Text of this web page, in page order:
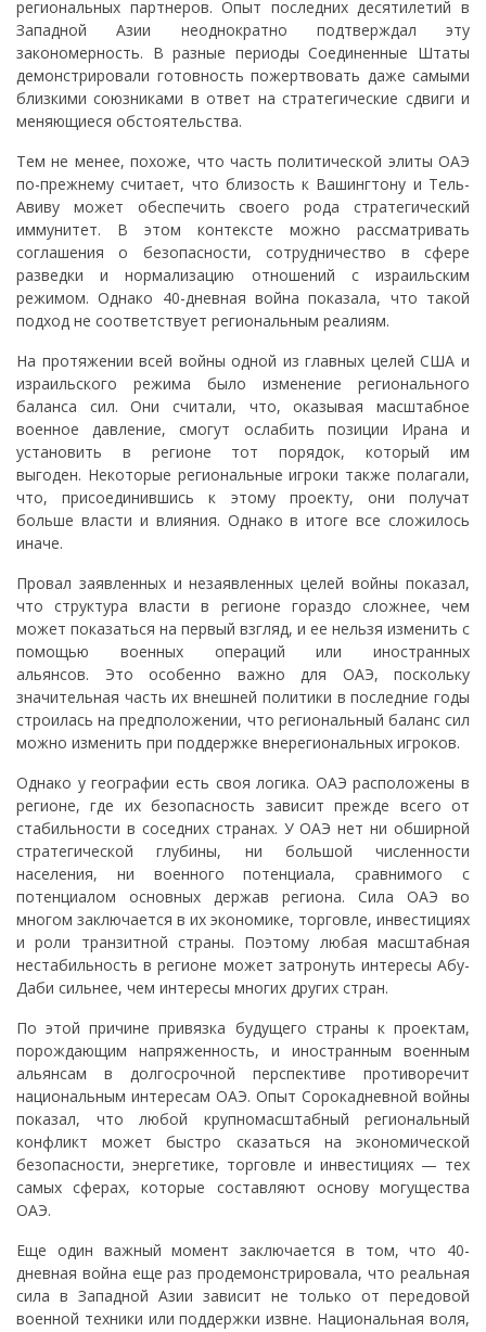
региональных партнеров. Опыт последних десятилетий в
Западной Азии неоднократно подтверждал эту
закономерность. В разные периоды Соединенные Штаты
демонстрировали готовность пожертвовать даже самыми
близкими союзниками в ответ на стратегические сдвиги и
меняющиеся обстоятельства.
Тем не менее, похоже, что часть политической элиты ОАЭ
по-прежнему считает, что близость к Вашингтону и Тель-
Авиву может обеспечить своего рода стратегический
иммунитет. В этом контексте можно рассматривать
соглашения о безопасности, сотрудничество в сфере
разведки и нормализацию отношений с израильским
режимом. Однако 40-дневная война показала, что такой
подход не соответствует региональным реалиям.
На протяжении всей войны одной из главных целей США и
израильского режима было изменение регионального
баланса сил. Они считали, что, оказывая масштабное
военное давление, смогут ослабить позиции Ирана и
установить в регионе тот порядок, который им
выгоден. Некоторые региональные игроки также полагали,
что, присоединившись к этому проекту, они получат
больше власти и влияния. Однако в итоге все сложилось
иначе.
Провал заявленных и незаявленных целей войны показал,
что структура власти в регионе гораздо сложнее, чем
может показаться на первый взгляд, и ее нельзя изменить с
помощью военных операций или иностранных
альянсов. Это особенно важно для ОАЭ, поскольку
значительная часть их внешней политики в последние годы
строилась на предположении, что региональный баланс сил
можно изменить при поддержке внерегиональных игроков.
Однако у географии есть своя логика. ОАЭ расположены в
регионе, где их безопасность зависит прежде всего от
стабильности в соседних странах. У ОАЭ нет ни обширной
стратегической глубины, ни большой численности
населения, ни военного потенциала, сравнимого с
потенциалом основных держав региона. Сила ОАЭ во
многом заключается в их экономике, торговле, инвестициях
и роли транзитной страны. Поэтому любая масштабная
нестабильность в регионе может затронуть интересы Абу-
Даби сильнее, чем интересы многих других стран.
По этой причине привязка будущего страны к проектам,
порождающим напряженность, и иностранным военным
альянсам в долгосрочной перспективе противоречит
национальным интересам ОАЭ. Опыт Сорокадневной войны
показал, что любой крупномасштабный региональный
конфликт может быстро сказаться на экономической
безопасности, энергетике, торговле и инвестициях — тех
самых сферах, которые составляют основу могущества
ОАЭ.
Еще один важный момент заключается в том, что 40-
дневная война еще раз продемонстрировала, что реальная
сила в Западной Азии зависит не только от передовой
военной техники или поддержки извне. Национальная воля,